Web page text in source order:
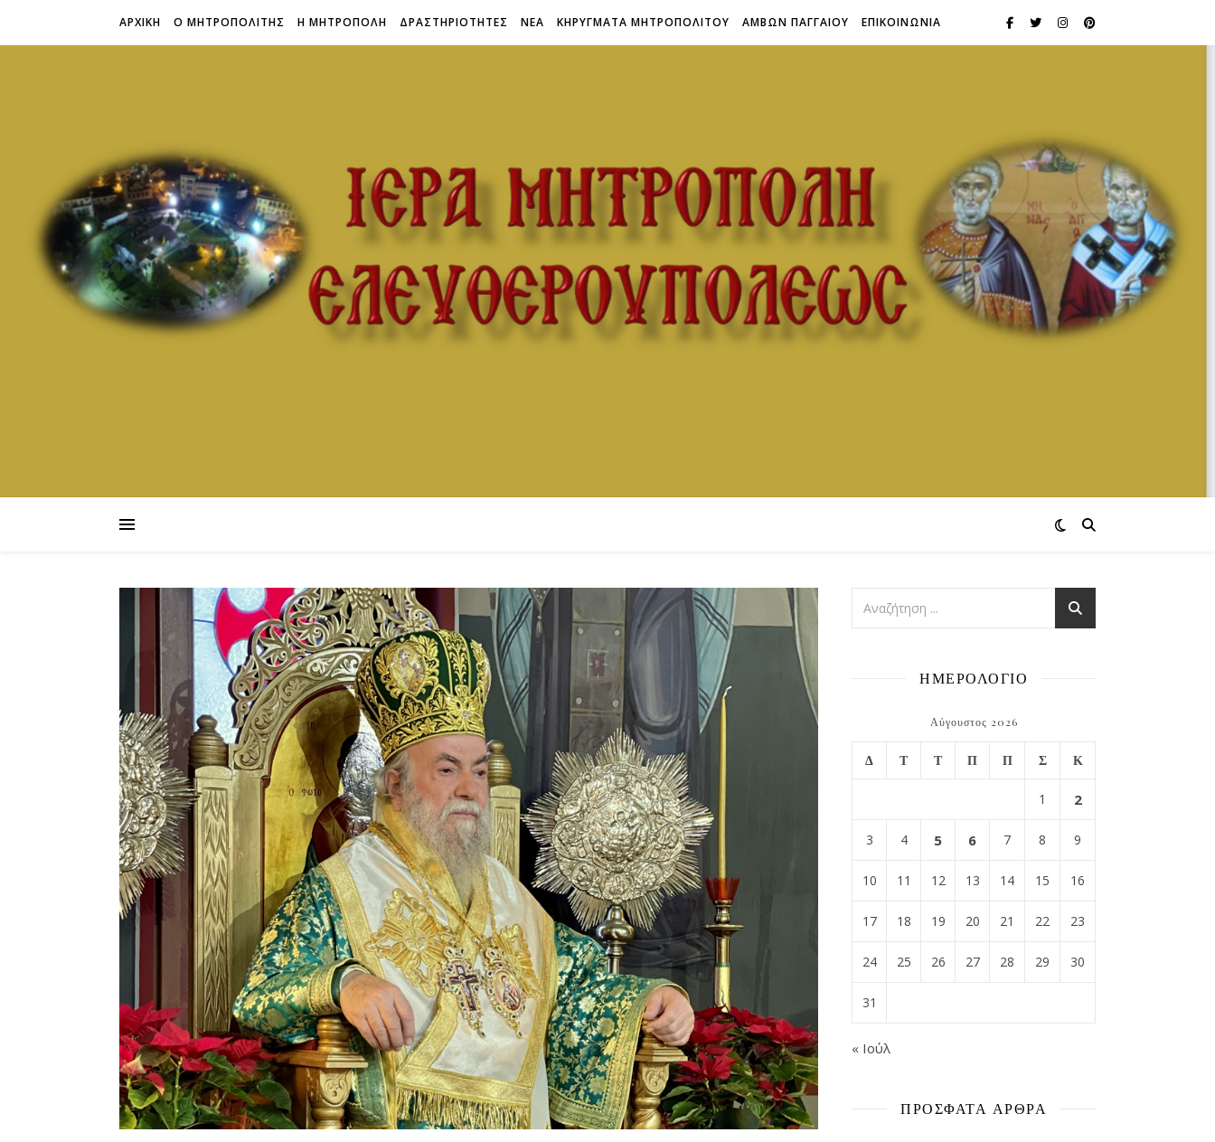
ΑΡΧΙΚΗ Ο ΜΗΤΡΟΠΟΛΙΤΗΣ Η ΜΗΤΡΟΠΟΛΗ ΔΡΑΣΤΗΡΙΟΤΗΤΕΣ ΝΕΑ ΚΗΡΥΓΜΑΤΑ ΜΗΤΡΟΠΟΛΙΤΟΥ ΑΜΒΩΝ ΠΑΓΓΑΙΟΥ ΕΠΙΚΟΙΝΩΝΙΑ
ΗΜΕΡΟΛΟΓΙΟ
Αύγουστος 2026
Δ Τ Τ Π Π Σ Κ
1 2
3 4 5 6 7 8 9
10 11 12 13 14 15 16
17 18 19 20 21 22 23
24 25 26 27 28 29 30
31
« Ιούλ
ΠΡΌΣΦΑΤΑ ΆΡΘΡΑ